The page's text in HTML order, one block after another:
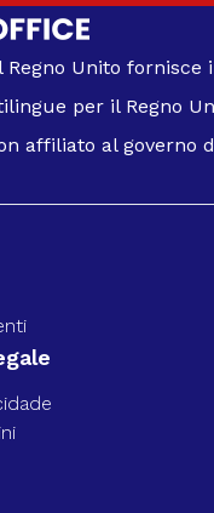
Regno Unito fornisce
per il Regno
affiliato al governo